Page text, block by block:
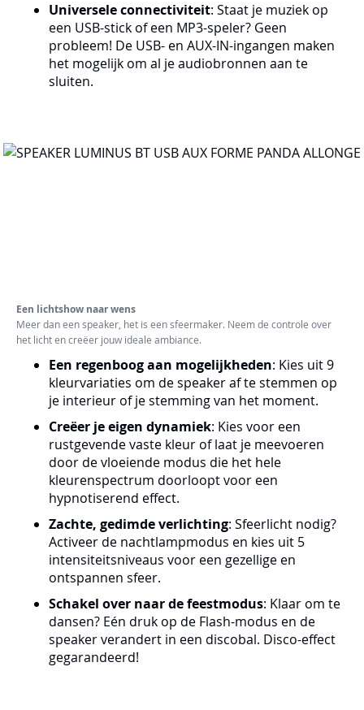
Universele connectiviteit: Staat je muziek op
een USB-stick of een MP3-speler? Geen
probleem! De USB- en AUX-IN-ingangen maken
het mogelijk om al je audiobronnen aan te
sluiten.
Een lichtshow naar wens
Meer dan een speaker, het is een sfeermaker. Neem de controle over
het licht en creëer jouw ideale ambiance.
Een regenboog aan mogelijkheden: Kies uit 9
kleurvariaties om de speaker af te stemmen op
je interieur of je stemming van het moment.
Creëer je eigen dynamiek: Kies voor een
rustgevende vaste kleur of laat je meevoeren
door de vloeiende modus die het hele
kleurenspectrum doorloopt voor een
hypnotiserend effect.
Zachte, gedimde verlichting: Sfeerlicht nodig?
Activeer de nachtlampmodus en kies uit 5
intensiteitsniveaus voor een gezellige en
ontspannen sfeer.
Schakel over naar de feestmodus: Klaar om te
dansen? Eén druk op de Flash-modus en de
speaker verandert in een discobal. Disco-effect
gegarandeerd!